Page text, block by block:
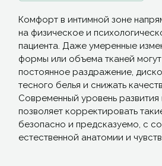
Комфорт в интимной зоне
на физическое и
пациента. Даже умеренные
формы или объема тканей могут
постоянное раздражение,
тесного белья и снижать
Современный уровень развития
позволяет корректировать
безопасно и предсказуемо, с
естественной анатомии и